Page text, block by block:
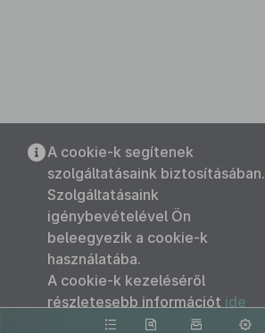
A cookie-k segítenek
szolgáltatásaink biztosításában.
Szolgáltatásaink
igénybevételével Ön
beleegyezik a cookie-k
használatába.
A cookie-k kezeléséről
részletesebb információt ide
kattintva olvashat.